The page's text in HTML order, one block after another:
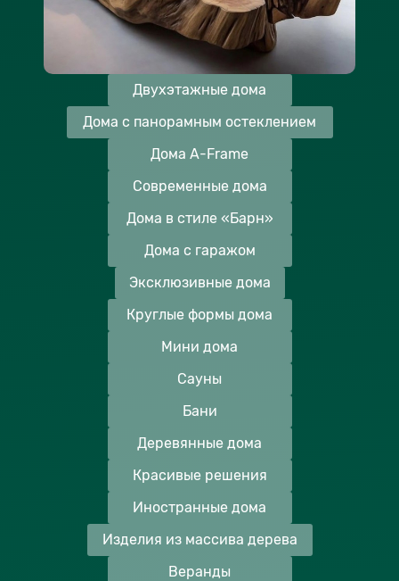
Двухэтажные дома
Дома с панорамным остеклением
Дома A-Frame
Современные дома
Дома в стиле «Барн»
Дома с гаражом
Эксклюзивные дома
Круглые формы дома
Мини дома
Сауны
Бани
Деревянные дома
Красивые решения
Иностранные дома
Изделия из массива дерева
Веранды